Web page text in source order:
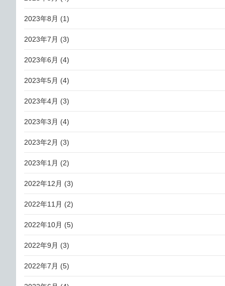
2023年8月 (1)
2023年7月 (3)
2023年6月 (4)
2023年5月 (4)
2023年4月 (3)
2023年3月 (4)
2023年2月 (3)
2023年1月 (2)
2022年12月 (3)
2022年11月 (2)
2022年10月 (5)
2022年9月 (3)
2022年7月 (5)